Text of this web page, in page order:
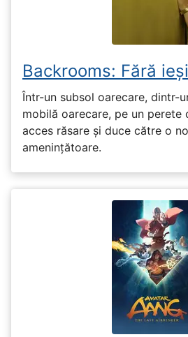
Backrooms: Fără
Într-un subsol oarecare, dintr-
mobilă oarecare, pe un perete
acces răsare și duce către o
amenințătoare.